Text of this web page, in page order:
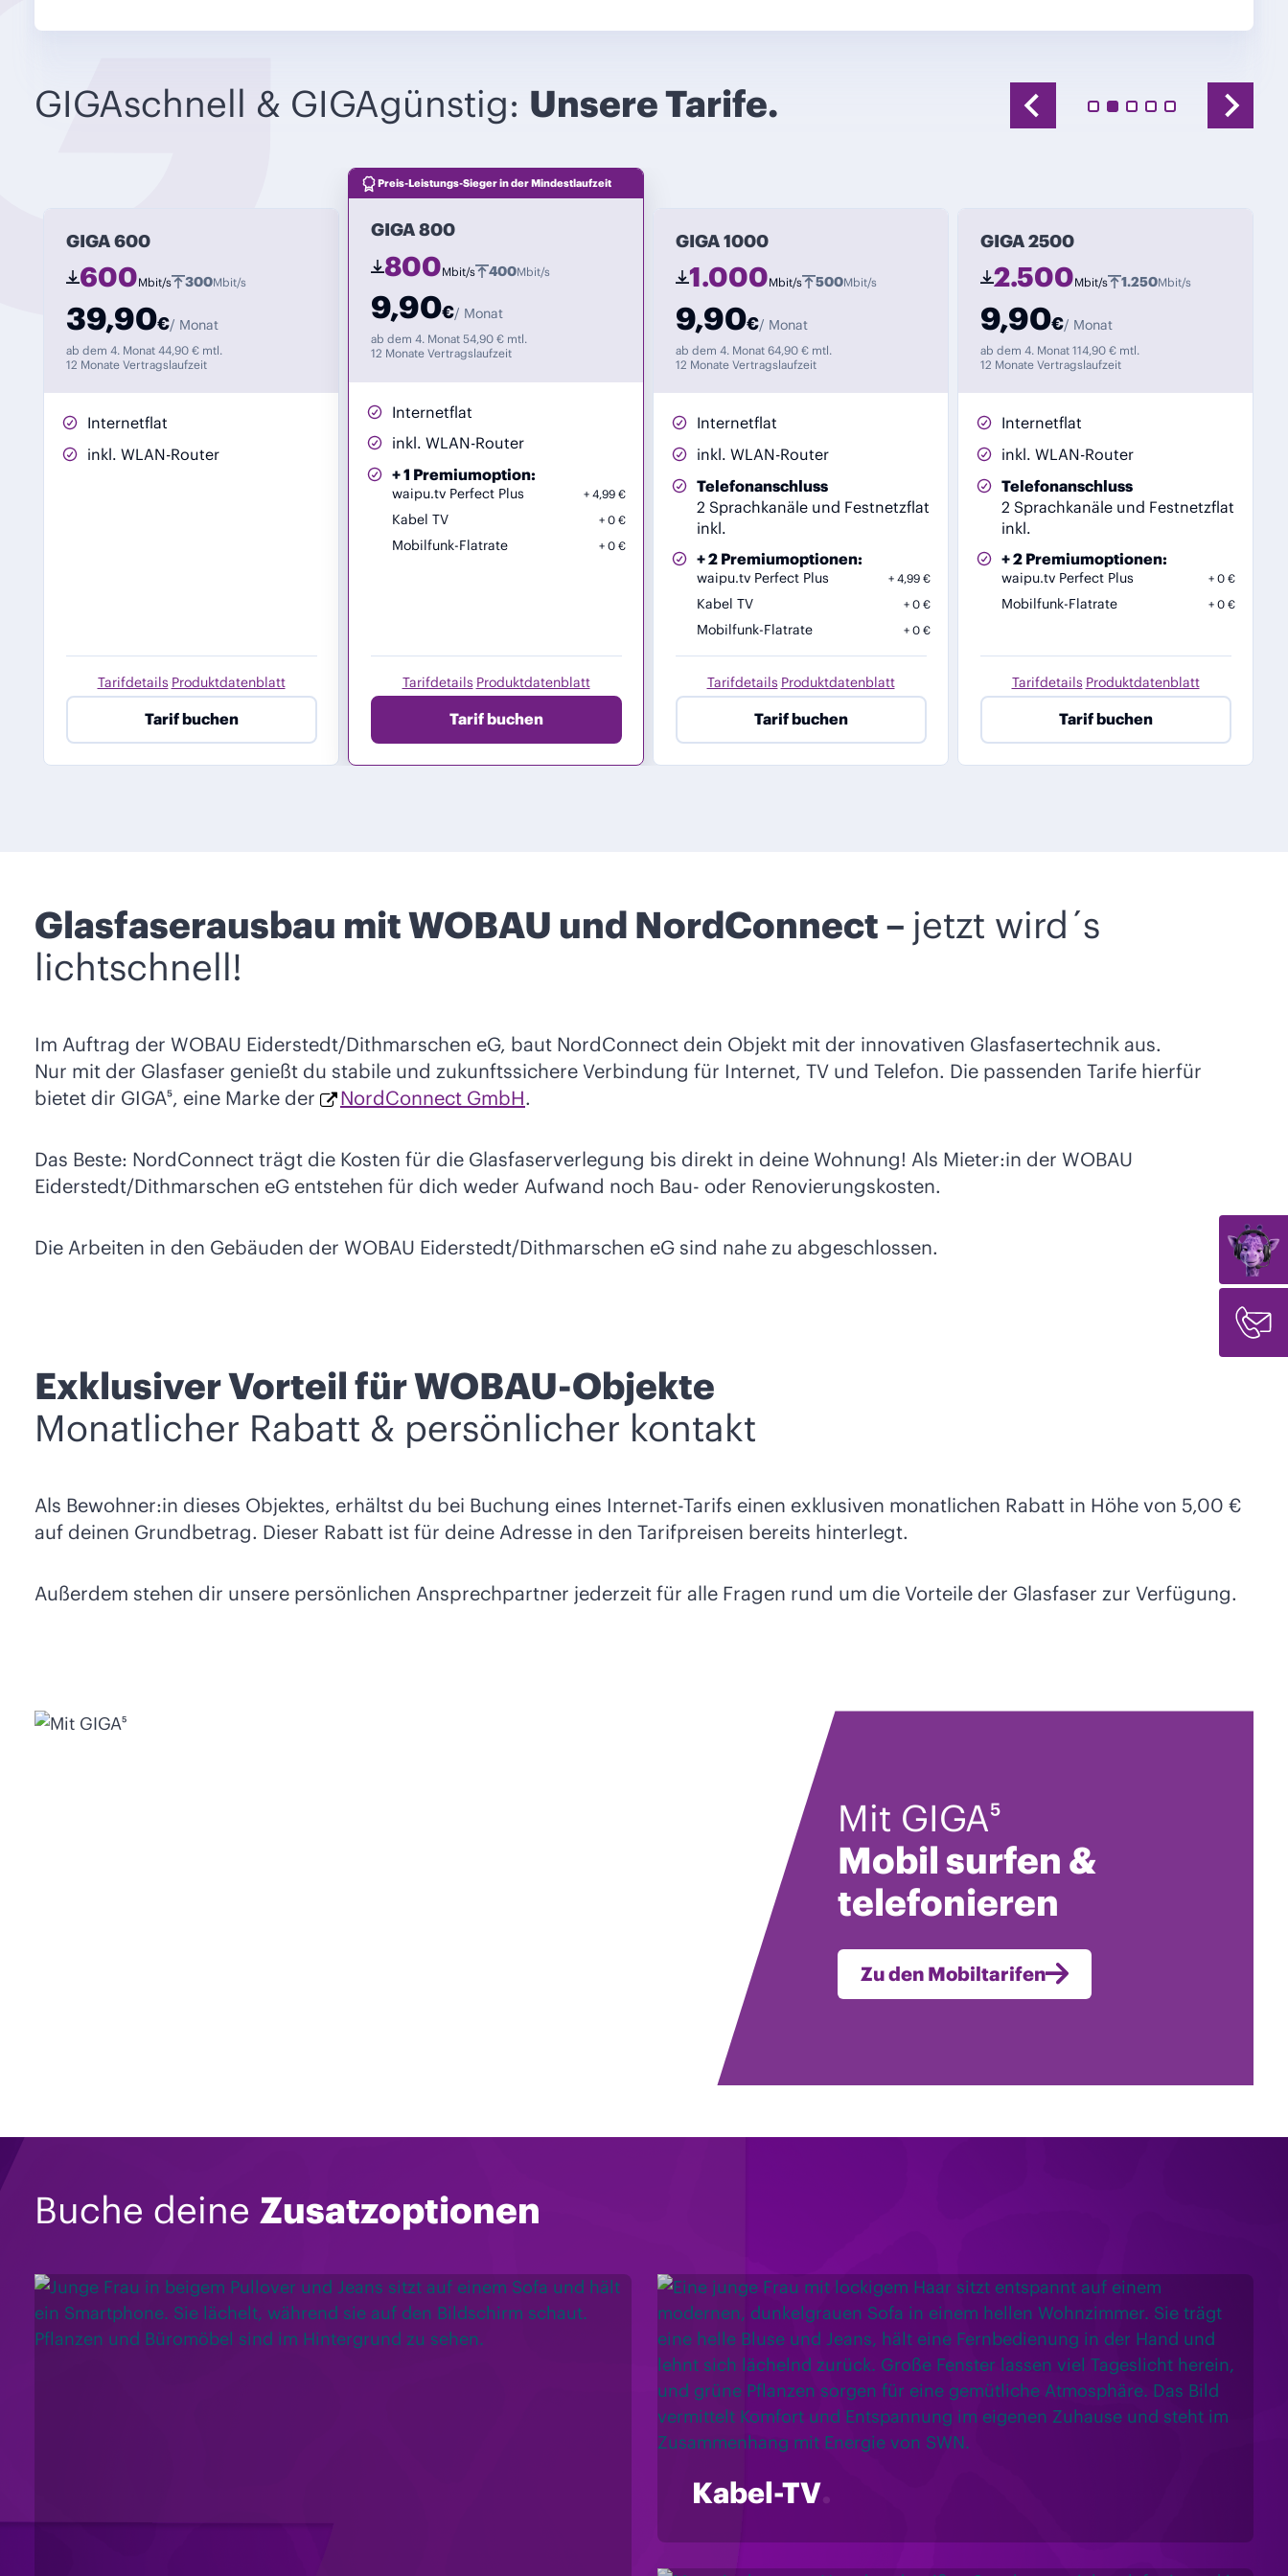
GIGAschnell & GIGAgünstig: Unsere Tarife.
GIGA 600
600Mbit/s 300Mbit/s
39,90€/ Monat
ab dem 4. Monat 44,90 € mtl.
12 Monate Vertragslaufzeit
Internetflat
inkl. WLAN-Router
Tarifdetails·Produktdatenblatt
Tarif buchen
Preis-Leistungs-Sieger in der Mindestlaufzeit
GIGA 800
800Mbit/s 400Mbit/s
9,90€/ Monat
ab dem 4. Monat 54,90 € mtl.
12 Monate Vertragslaufzeit
Internetflat
inkl. WLAN-Router
+ 1 Premiumoption:
waipu.tv Perfect Plus 4,99 €
Kabel TV 0 €
Mobilfunk-Flatrate 0 €
Tarifdetails·Produktdatenblatt
Tarif buchen
GIGA 1000
1.000Mbit/s 500Mbit/s
9,90€/ Monat
ab dem 4. Monat 64,90 € mtl.
12 Monate Vertragslaufzeit
Internetflat
inkl. WLAN-Router
Telefonanschluss
2 Sprachkanäle und Festnetzflat
inkl.
+ 2 Premiumoptionen:
waipu.tv Perfect Plus 4,99 €
Kabel TV 0 €
Mobilfunk-Flatrate 0 €
Tarifdetails·Produktdatenblatt
Tarif buchen
GIGA 2500
2.500Mbit/s 1.250Mbit/s
9,90€/ Monat
ab dem 4. Monat 114,90 € mtl.
12 Monate Vertragslaufzeit
Internetflat
inkl. WLAN-Router
Telefonanschluss
2 Sprachkanäle und Festnetzflat
inkl.
+ 2 Premiumoptionen:
waipu.tv Perfect Plus 0 €
Mobilfunk-Flatrate 0 €
Tarifdetails·Produktdatenblatt
Tarif buchen
Glasfaserausbau mit WOBAU und NordConnect – jetzt wird´s
lichtschnell!
Im Auftrag der WOBAU Eiderstedt/Dithmarschen eG, baut NordConnect dein Objekt mit der innovativen Glasfasertechnik aus.
Nur mit der Glasfaser genießt du stabile und zukunftssichere Verbindung für Internet, TV und Telefon. Die passenden Tarife hierfür
bietet dir GIGA⁵, eine Marke der
NordConnect GmbH.
Das Beste: NordConnect trägt die Kosten für die Glasfaserverlegung bis direkt in deine Wohnung! Als Mieter:in der WOBAU
Eiderstedt/Dithmarschen eG entstehen für dich weder Aufwand noch Bau- oder Renovierungskosten.
Die Arbeiten in den Gebäuden der WOBAU Eiderstedt/Dithmarschen eG sind nahe zu abgeschlossen.
Exklusiver Vorteil für WOBAU-Objekte
Monatlicher Rabatt & persönlicher kontakt
Als Bewohner:in dieses Objektes, erhältst du bei Buchung eines Internet-Tarifs einen exklusiven monatlichen Rabatt in Höhe von 5,00 €
auf deinen Grundbetrag. Dieser Rabatt ist für deine Adresse in den Tarifpreisen bereits hinterlegt.
Außerdem stehen dir unsere persönlichen Ansprechpartner jederzeit für alle Fragen rund um die Vorteile der Glasfaser zur Verfügung.
Mit GIGA⁵
Mobil surfen &
telefonieren
Zu den Mobiltarifen
Buche deine Zusatzoptionen
Kabel-TV